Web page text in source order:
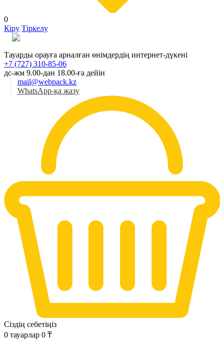
0
Кіру Тіркелу
Тауарды орауға арналған өнімдердің интернет-дүкені
+7 (727) 310-85-06
дс-жм 9.00-дан 18.00-ға дейін
mail@webpack.kz
WhatsApp-қа жазу
Сіздің себетіңіз
0 тауарлар 0 ₸